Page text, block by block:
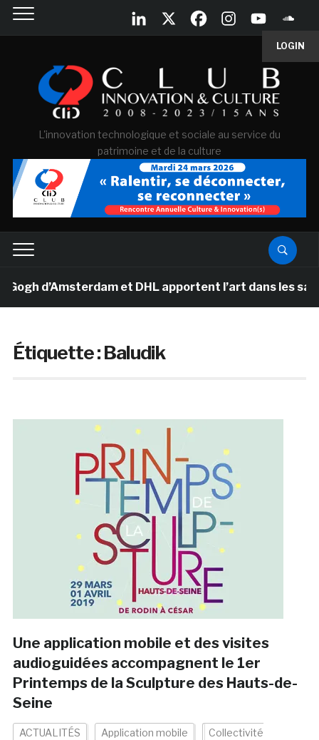
LOGIN
L'innovation technologique et sociale au service du
patrimoine et de la culture
d’Amsterdam et DHL apportent l’art dans les salles
Étiquette :Baludik
Une application mobile et des visites
audioguidées accompagnent le 1er
Printemps de la Sculpture des Hauts-de-
Seine
ACTUALITÉS Application mobile Collectivité